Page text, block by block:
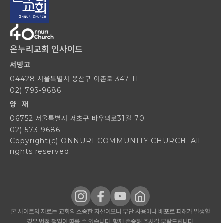
온누리교회 인사이드
서빙고
04428 서울특별시 용산구 이촌로 347-11
02) 793-9686
양 재
06752 서울특별시 서초구 바우뫼로31길 70
02) 573-9686
Copyright(c) ONNURI COMMUNITY CHURCH. All
rights reserved.
본 사이트의 자료는 교회의 소중한 자산이오니 무단 사용이나 배포로 피해가 발생할
경우 법적 책임이 따를 수 있습니다. 함께 존중해 주시길 부탁드립니다.